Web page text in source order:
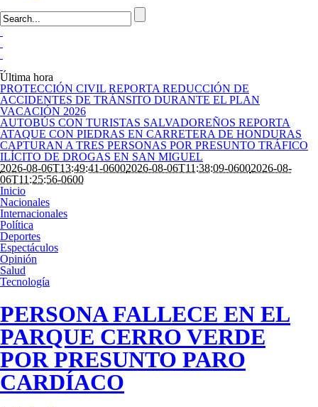
Última hora
PROTECCIÓN CIVIL REPORTA REDUCCIÓN DE
ACCIDENTES DE TRÁNSITO DURANTE EL PLAN
VACACIÓN 2026
AUTOBÚS CON TURISTAS SALVADOREÑOS REPORTA
ATAQUE CON PIEDRAS EN CARRETERA DE HONDURAS
CAPTURAN A TRES PERSONAS POR PRESUNTO TRÁFICO
ILÍCITO DE DROGAS EN SAN MIGUEL
2026-08-06T13:49:41-06002026-08-06T11:38:09-06002026-08-
06T11:25:56-0600
Inicio
Nacionales
Internacionales
Política
Deportes
Espectáculos
Opinión
Salud
Tecnología
PERSONA FALLECE EN EL
PARQUE CERRO VERDE
POR PRESUNTO PARO
CARDÍACO